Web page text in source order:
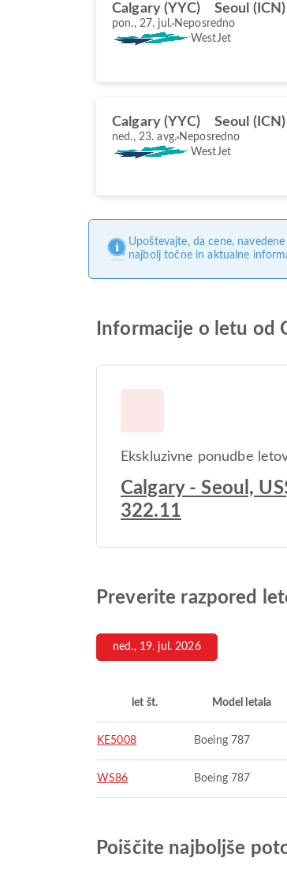
Calgary (YYC) Seoul (ICN)
pon., 27. jul. Neposredno
WestJet
Calgary (YYC) Seoul (ICN)
ned., 23. avg. Neposredno
WestJet
Upoštevajte, da cene,
najbolj točne in aktualne
Informacije o letu od
Ekskluzivne ponudbe
Calgary - Seoul,
322.11
Preverite razpored
ned., 19. jul. 2026
let št. Model letala
KE5008 Boeing 787
WS86 Boeing 787
Poiščite najboljše